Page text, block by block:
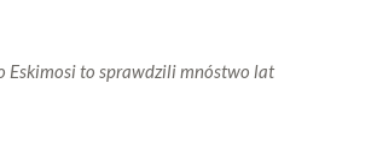
Eskimosi to sprawdzili mnóstwo lat